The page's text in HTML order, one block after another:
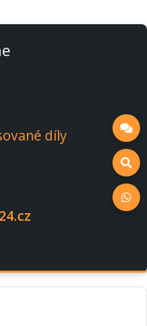
díly